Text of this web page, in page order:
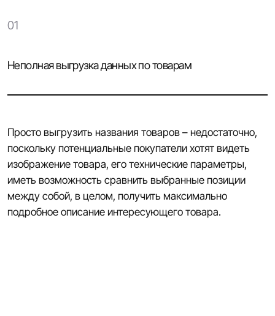
01
Неполная выгрузка данных по товарам
Просто выгрузить названия товаров – недостаточно,
поскольку потенциальные покупатели хотят видеть
изображение товара, его технические параметры,
иметь возможность сравнить выбранные позиции
между собой, в целом, получить максимально
подробное описание интересующего товара.